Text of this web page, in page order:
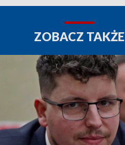
ZOBACZ TAKŻE